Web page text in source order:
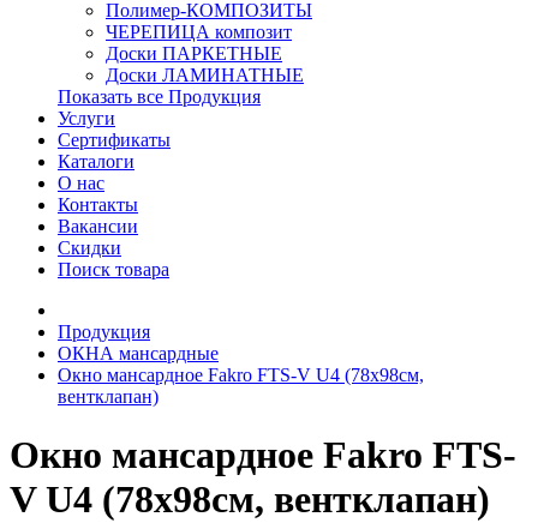
Полимер-КОМПОЗИТЫ
ЧЕРЕПИЦА композит
Доски ПАРКЕТНЫЕ
Доски ЛАМИНАТНЫЕ
Показать все Продукция
Услуги
Сертификаты
Каталоги
О нас
Контакты
Вакансии
Скидки
Поиск товара
Продукция
ОКНА мансардные
Окно мансардное Fakro FTS-V U4 (78x98см,
вентклапан)
Окно мансардное Fakro FTS-
V U4 (78x98см, вентклапан)